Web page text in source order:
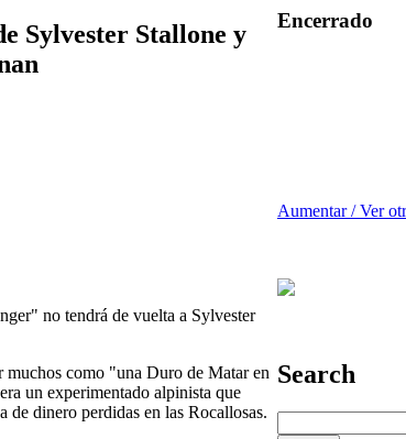
Sylvester Stallone y
no tendrá de vuelta a Sylvester
como "una Duro de Matar en
un experimentado alpinista que
de dinero perdidas en las Rocallosas.
Encerrado
Aumentar / Ver
Search